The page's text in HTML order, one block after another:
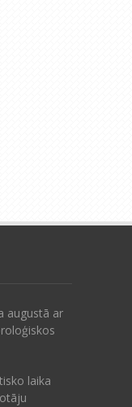
augustā ar
laika